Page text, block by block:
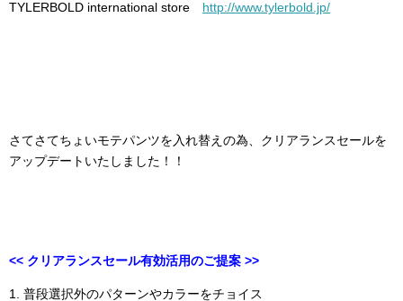
TYLERBOLD international store http://www.tylerbold.jp/
さてさてちょいモテパンツを入れ替えの為、クリアランスセールを
アップデートいたしました！！
<< クリアランスセール有効活用のご提案 >>
1. 普段選択外のパターンやカラーをチョイス